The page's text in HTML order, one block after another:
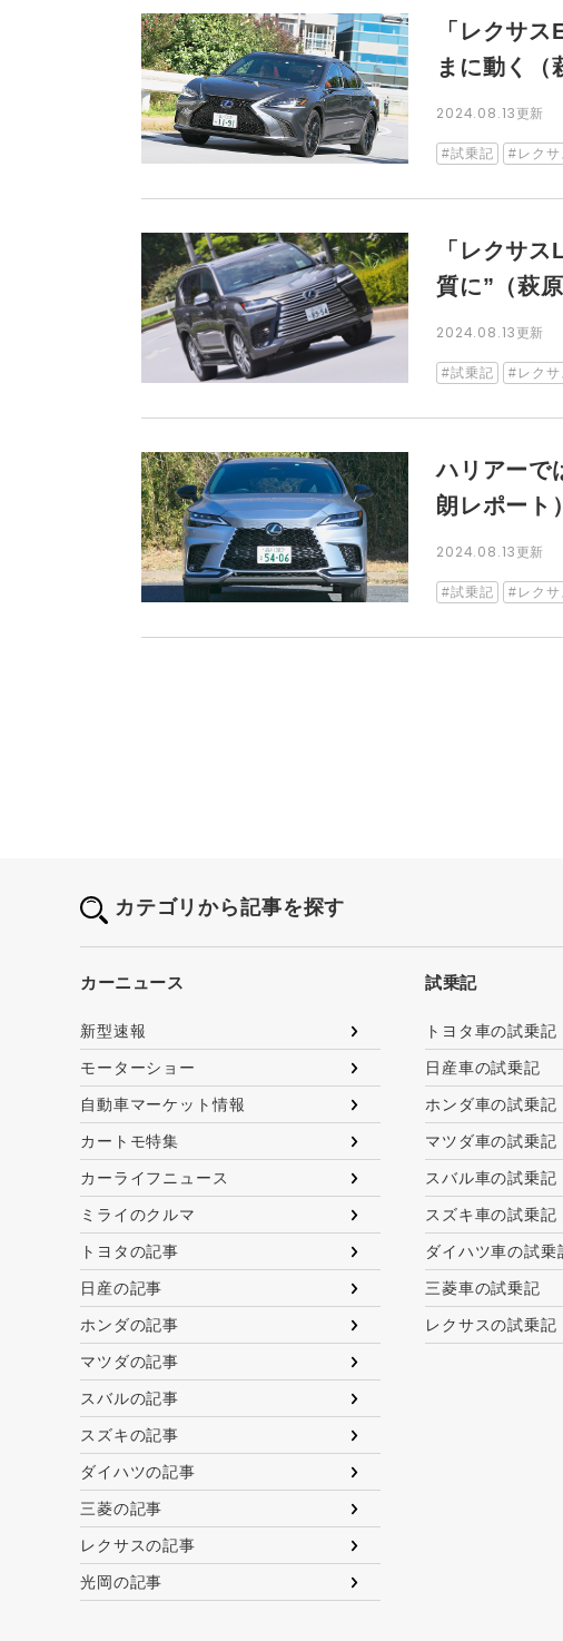
「レクサ
まに動く（
2024.08.13更新
試乗記 レク
「レクサ
質に”（萩
2024.08.13更新
試乗記 レク
ハリアーで
朗レポート）
2024.08.13更新
試乗記 レク
カテゴリから記事を探す
カーニュース
新型速報
モーターショー
自動車マーケット情報
カートモ特集
カーライフニュース
ミライのクルマ
トヨタの記事
日産の記事
ホンダの記事
マツダの記事
スバルの記事
スズキの記事
ダイハツの記事
三菱の記事
レクサスの記事
光岡の記事
試乗記
トヨタ車の試乗記
日産車の試乗記
ホンダ車の試乗記
マツダ車の試乗記
スバル車の試乗記
スズキ車の試乗記
ダイハツ車の試乗
三菱車の試乗記
レクサスの試乗記